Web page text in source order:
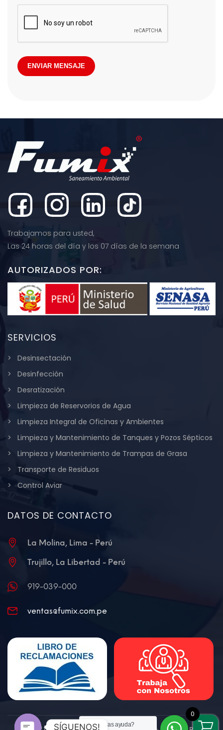
ENVIAR MENSAJE
Trabajamos para usted,
Las 24 horas del día y los 07 días de la semana
AUTORIZADOS POR:
SERVICIOS
Desinsectación
Desinfección
Desratización
Limpieza de Reservorios de Agua
Limpieza Integral de Oficinas y Ambientes
Limpieza y Mantenimiento de Tanques y Pozos Sépticos
Limpieza y Mantenimiento de Trampas de Grasa
Transporte de Residuos
Control Aviar
DATOS DE CONTACTO
La Molina, Lima - Perú
Trujillo, La Libertad - Perú
919-039-000
ventas@fumix.com.pe
@2020 FUMIX - Todos los derechos reservados. Diseñado por
¿Necesitas ayuda?
0
SÍGUENOS!